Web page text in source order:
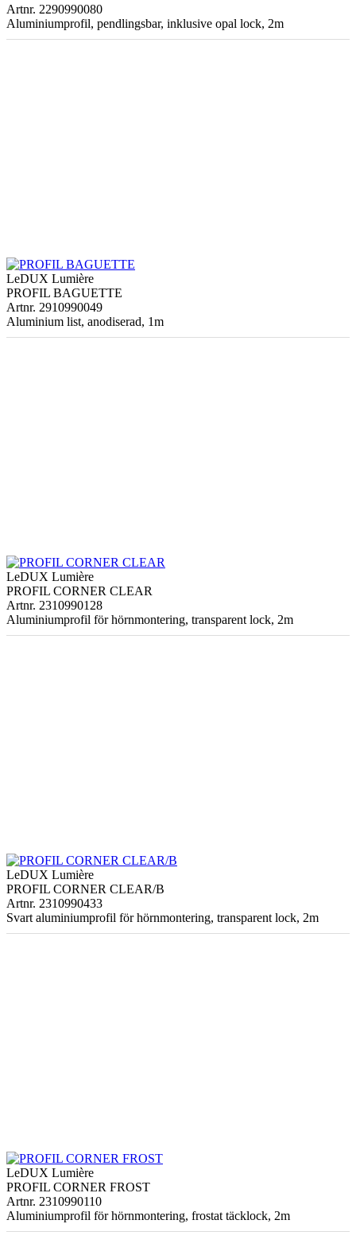
Artnr. 2290990080
Aluminiumprofil, pendlingsbar, inklusive opal lock, 2m
LeDUX Lumière
PROFIL BAGUETTE
Artnr. 2910990049
Aluminium list, anodiserad, 1m
LeDUX Lumière
PROFIL CORNER CLEAR
Artnr. 2310990128
Aluminiumprofil för hörnmontering, transparent lock, 2m
LeDUX Lumière
PROFIL CORNER CLEAR/B
Artnr. 2310990433
Svart aluminiumprofil för hörnmontering, transparent lock, 2m
LeDUX Lumière
PROFIL CORNER FROST
Artnr. 2310990110
Aluminiumprofil för hörnmontering, frostat täcklock, 2m